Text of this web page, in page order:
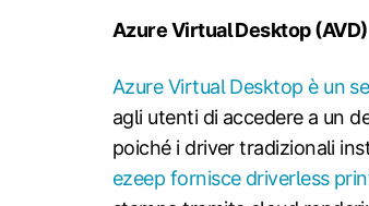
Azure Virtual Desktop (AVD)
Azure Virtual Desktop è un
agli utenti di accedere a un
poiché i driver tradizionali
ezeep fornisce driverless